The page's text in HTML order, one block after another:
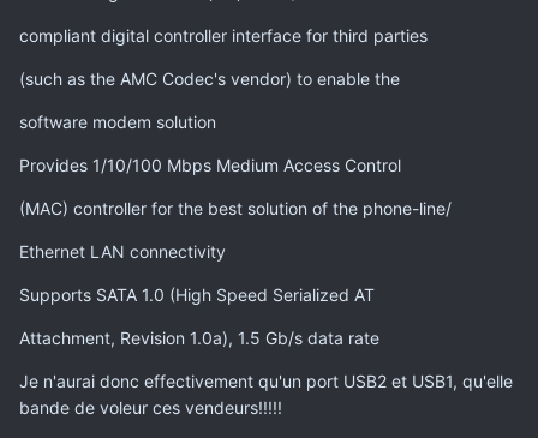
compliant digital controller interface for third parties
(such as the AMC Codec's vendor) to enable the
software modem solution
Provides 1/10/100 Mbps Medium Access Control
(MAC) controller for the best solution of the phone-line/
Ethernet LAN connectivity
Supports SATA 1.0 (High Speed Serialized AT
Attachment, Revision 1.0a), 1.5 Gb/s data rate
Je n'aurai donc effectivement qu'un port USB2 et USB1, qu'elle
bande de voleur ces vendeurs!!!!!